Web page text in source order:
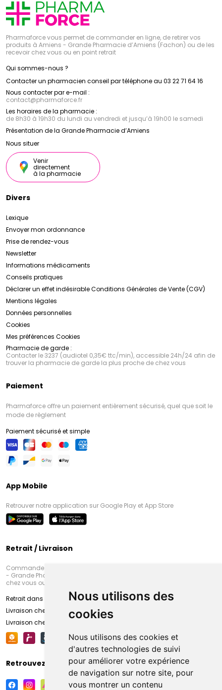
Nous utilisons des
cookies
Nous utilisons des cookies et
d'autres technologies de suivi
pour améliorer votre expérience
de navigation sur notre site, pour
vous montrer un contenu
Pharmaforce vous permet de commander en ligne, de retirer vos
produits à Amiens - Grande Pharmacie d’Amiens (Fachon) ou de les
recevoir chez vous ou en point retrait
Qui sommes-nous ?
Contacter un pharmacien conseil par téléphone au 03 22 71 64 16
Nous contacter par e-mail :
contact@pharmaforce.fr
Les horaires de la pharmacie :
de 8h30 à 19h30 du lundi au vendredi et jusqu’à 19h00 le samedi
Présentation de la Grande Pharmacie d’Amiens
Nous situer
Venir
directement
à la pharmacie
Divers
Lexique
Envoyer mon ordonnance
Prise de rendez-vous
Newsletter
Informations médicaments
Conseils pratiques
Déclarer un effet indésirableConditions Générales de Vente (CGV)
Mentions légales
Données personnelles
Cookies
Mes préférences Cookies
Pharmacie de garde :
Contacter le 3237 (audiotel 0,35€ ttc/min), accessible 24h/24 afin de
trouver la pharmacie de garde la plus proche de chez vous
Paiement
Pharmaforce offre un paiement entièrement sécurisé, quel que soit le
mode de règlement
Paiement sécurisé et simple
App Mobile
Retrouver notre application sur Google Play et App Store
Retrait / Livraison
Commandez en ligne et venez chercher votre commande à Amiens
- Grande Pharmacie d’Amiens (Fachon) ou recevez-là rapidement
chez vous ou en point retrait
Retrait dans la pharmacie d’Amiens
Livraison chez vous
Livraison chez votre commerçant
Retrouvez-nous sur vos réseaux sociaux